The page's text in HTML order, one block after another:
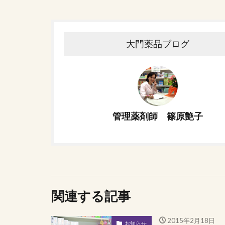
大門薬品ブログ
管理薬剤師 篠原艶子
関連する記事
お知らせ 2015年2月18日